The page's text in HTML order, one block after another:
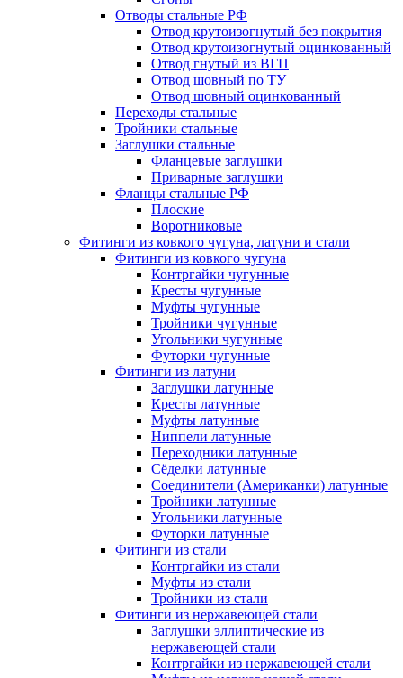
Отводы стальные РФ
Отвод крутоизогнутый без покрытия
Отвод крутоизогнутый оцинкованный
Отвод гнутый из ВГП
Отвод шовный по ТУ
Отвод шовный оцинкованный
Переходы стальные
Тройники стальные
Заглушки стальные
Фланцевые заглушки
Приварные заглушки
Фланцы стальные РФ
Плоские
Воротниковые
Фитинги из ковкого чугуна, латуни и стали
Фитинги из ковкого чугуна
Контргайки чугунные
Кресты чугунные
Муфты чугунные
Тройники чугунные
Угольники чугунные
Футорки чугунные
Фитинги из латуни
Заглушки латунные
Кресты латунные
Муфты латунные
Ниппели латунные
Переходники латунные
Сёделки латунные
Соединители (Американки) латунные
Тройники латунные
Угольники латунные
Футорки латунные
Фитинги из стали
Контргайки из стали
Муфты из стали
Тройники из стали
Фитинги из нержавеющей стали
Заглушки эллиптические из
нержавеющей стали
Контргайки из нержавеющей стали